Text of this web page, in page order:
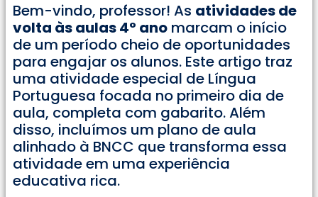
Bem-vindo, professor! As atividades de
volta às aulas 4° ano marcam o início
de um período cheio de oportunidades
para engajar os alunos. Este artigo traz
uma atividade especial de Língua
Portuguesa focada no primeiro dia de
aula, completa com gabarito. Além
disso, incluímos um plano de aula
alinhado à BNCC que transforma essa
atividade em uma experiência
educativa rica.